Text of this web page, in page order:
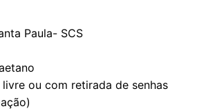
Paula- SCS
ou com retirada de senhas